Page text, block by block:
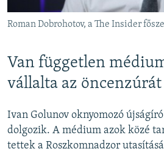
Roman Dobrohotov, a The Insider
Van független
vállalta az öncenzúrát
Ivan Golunov oknyomozó
dolgozik. A médium azok közé
tettek a Roszkomnadzor